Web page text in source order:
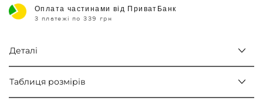
Оплата частинами від ПриватБанк
3 платежі по 339 грн
Деталі
Таблиця розмірів